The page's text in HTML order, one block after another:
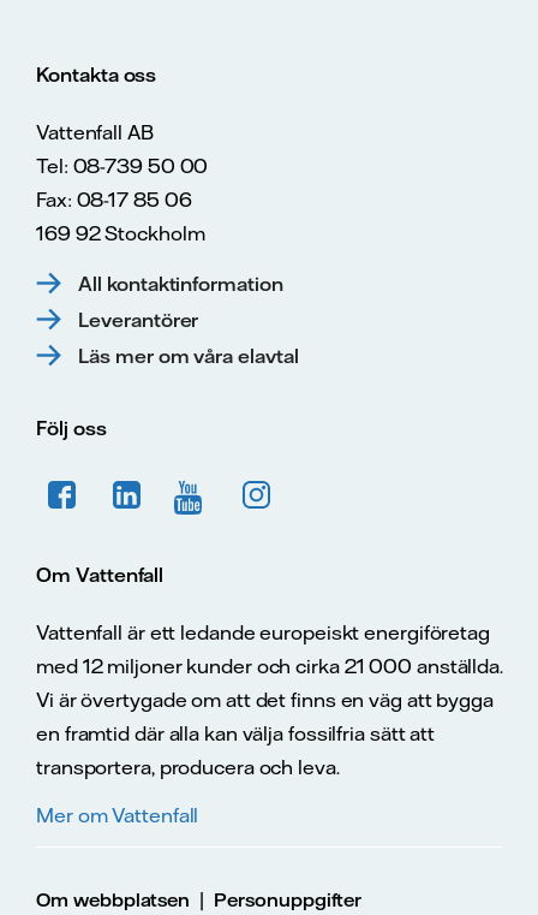
Kontakta oss
Vattenfall AB
Tel: 08-739 50 00
Fax: 08-17 85 06
169 92 Stockholm
All kontaktinformation
Leverantörer
Läs mer om våra elavtal
Följ oss
Om Vattenfall
Vattenfall är ett ledande europeiskt energiföretag
med 12 miljoner kunder och cirka 21 000 anställda.
Vi är övertygade om att det finns en väg att bygga
en framtid där alla kan välja fossilfria sätt att
transportera, producera och leva.
Mer om Vattenfall
Om webbplatsen | Personuppgifter